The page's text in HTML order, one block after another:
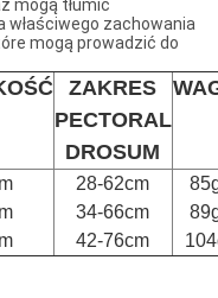
mogą tłumić
właściwego zachowania
mogą prowadzić do
ZAKRES
PECTORAL
DROSUM
28-62cm
34-66cm
42-76cm